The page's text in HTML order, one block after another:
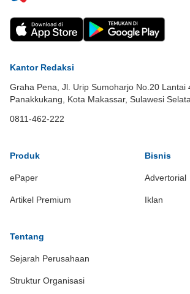
Kantor Redaksi
Graha Pena, Jl. Urip Sumoharjo No.20 Lantai
Panakkukang, Kota Makassar, Sulawesi
0811-462-222
Produk
ePaper
Artikel Premium
Bisnis
Advertorial
Iklan
Tentang
Sejarah Perusahaan
Struktur Organisasi